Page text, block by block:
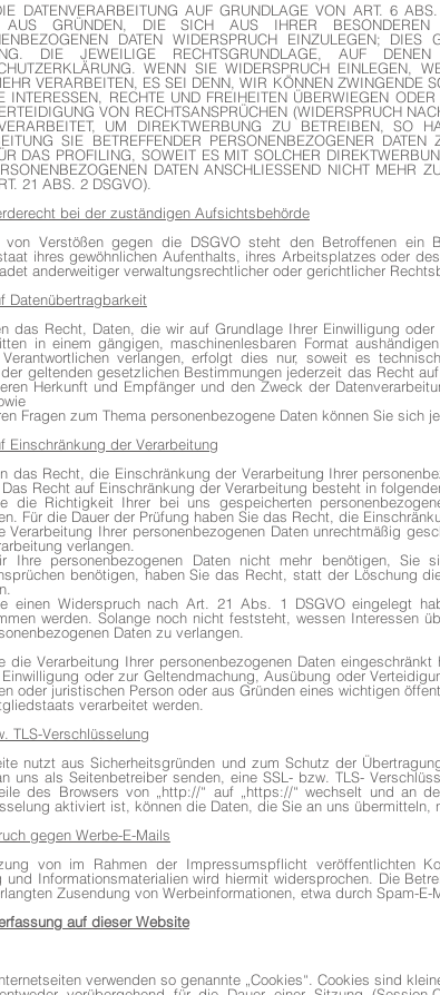
DATENVERARBEITUNG AUF GRUNDLAGE VON ART. 6
AUS GRÜNDEN, DIE SICH AUS IHRER BESONDEREN
DATEN WIDERSPRUCH EINZULEGEN;
DIE JEWEILIGE RECHTSGRUNDLAGE, AUF
WENN SIE WIDERSPRUCH EINLEGEN,
VERARBEITEN, ES SEI DENN, WIR KÖNNEN ZWINGENDE
INTERESSEN, RECHTE UND FREIHEITEN ÜBERWIEGEN
VON RECHTSANSPRÜCHEN (WIDERSPRUCH
UM DIREKTWERBUNG ZU BETREIBEN, SO
SIE BETREFFENDER PERSONENBEZOGENER
DAS PROFILING, SOWEIT ES MIT SOLCHER
DATEN ANSCHLIESSEND NICHT MEHR
21 ABS. 2 DSGVO).
bei der zuständigen Aufsichtsbehörde
von Verstößen gegen die DSGVO steht den Betroffenen ein
ihres gewöhnlichen Aufenthalts, ihres Arbeitsplatzes oder
anderweitiger verwaltungsrechtlicher oder gerichtlicher
Datenübertragbarkeit
das Recht, Daten, die wir auf Grundlage Ihrer Einwilligung
in einem gängigen, maschinenlesbaren Format
Verantwortlichen verlangen, erfolgt dies nur, soweit es
der geltenden gesetzlichen Bestimmungen jederzeit das Recht
Herkunft und Empfänger und den Zweck der
Fragen zum Thema personenbezogene Daten können Sie sich
Einschränkung der Verarbeitung
das Recht, die Einschränkung der Verarbeitung Ihrer
Recht auf Einschränkung der Verarbeitung besteht in
die Richtigkeit Ihrer bei uns gespeicherten
Für die Dauer der Prüfung haben Sie das Recht, die
Verarbeitung Ihrer personenbezogenen Daten unrechtmäßig
verlangen.
Ihre personenbezogenen Daten nicht mehr benötigen, Sie
benötigen, haben Sie das Recht, statt der Löschung
einen Widerspruch nach Art. 21 Abs. 1 DSGVO eingelegt
werden. Solange noch nicht feststeht, wessen Interessen
Daten zu verlangen.
die Verarbeitung Ihrer personenbezogenen Daten
oder zur Geltendmachung, Ausübung oder
oder juristischen Person oder aus Gründen eines wichtigen
verarbeitet werden.
TLS-Verschlüsselung
nutzt aus Sicherheitsgründen und zum Schutz der
uns als Seitenbetreiber senden, eine SSL- bzw. TLS-
des Browsers von „http://“ auf „https://“ wechselt und an
aktiviert ist, können die Daten, die Sie an uns übermitteln,
gegen Werbe-E-Mails
von im Rahmen der Impressumspflicht veröffentlichten
und Informationsmaterialien wird hiermit widersprochen. Die
Zusendung von Werbeinformationen, etwa durch Spam-E-
auf dieser Website
verwenden so genannte „Cookies“. Cookies sind